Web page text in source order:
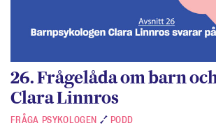
26. Frågelåda om barn
Clara Linnros
FRÅGA PSYKOLOGEN PODD